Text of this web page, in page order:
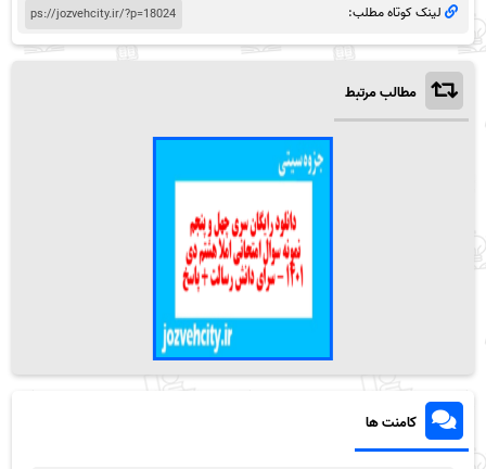
لینک کوتاه مطلب:
مطالب مرتبط
کامنت ها